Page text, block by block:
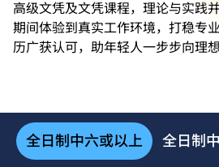
高级文凭及文凭课程，理论与实践
期间体验到真实工作环境，打稳专
历广获认可，助年轻人一步步向理想
全日制中六或以上 全日制